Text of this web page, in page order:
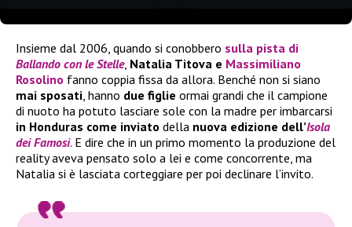
Insieme dal 2006, quando si conobbero sulla pista di
Ballando con le Stelle, Natalia Titova e Massimiliano
Rosolino fanno coppia fissa da allora. Benché non si siano
mai sposati , hanno due figlie ormai grandi che il campione
di nuoto ha potuto lasciare sole con la madre per imbarcarsi
in Honduras come inviato della nuova edizione dell’Isola
dei Famosi. E dire che in un primo momento la produzione del
reality aveva pensato solo a lei e come concorrente, ma
Natalia si è lasciata corteggiare per poi declinare l’invito.